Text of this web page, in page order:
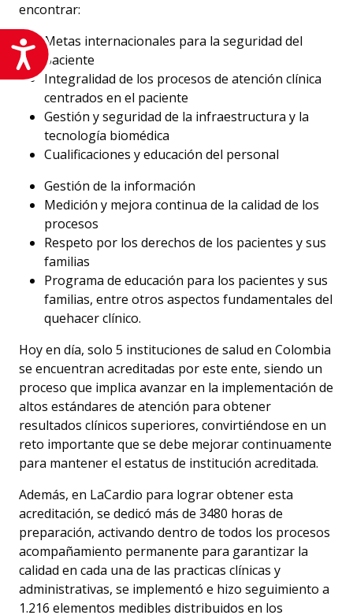
Accesibilidad
encontrar:
Metas internacionales para la seguridad del
paciente
Integralidad de los procesos de atención clínica
centrados en el paciente
Gestión y seguridad de la infraestructura y la
tecnología biomédica
Cualificaciones y educación del personal
Gestión de la información
Medición y mejora continua de la calidad de los
procesos
Respeto por los derechos de los pacientes y sus
familias
Programa de educación para los pacientes y sus
familias, entre otros aspectos fundamentales del
quehacer clínico.
Hoy en día, solo 5 instituciones de salud en Colombia
se encuentran acreditadas por este ente, siendo un
proceso que implica avanzar en la implementación de
altos estándares de atención para obtener
resultados clínicos superiores, convirtiéndose en un
reto importante que se debe mejorar continuamente
para mantener el estatus de institución acreditada.
Además, en LaCardio para lograr obtener esta
acreditación, se dedicó más de 3480 horas de
preparación, activando dentro de todos los procesos
acompañamiento permanente para garantizar la
calidad en cada una de las practicas clínicas y
administrativas, se implementó e hizo seguimiento a
1.216 elementos medibles distribuidos en los